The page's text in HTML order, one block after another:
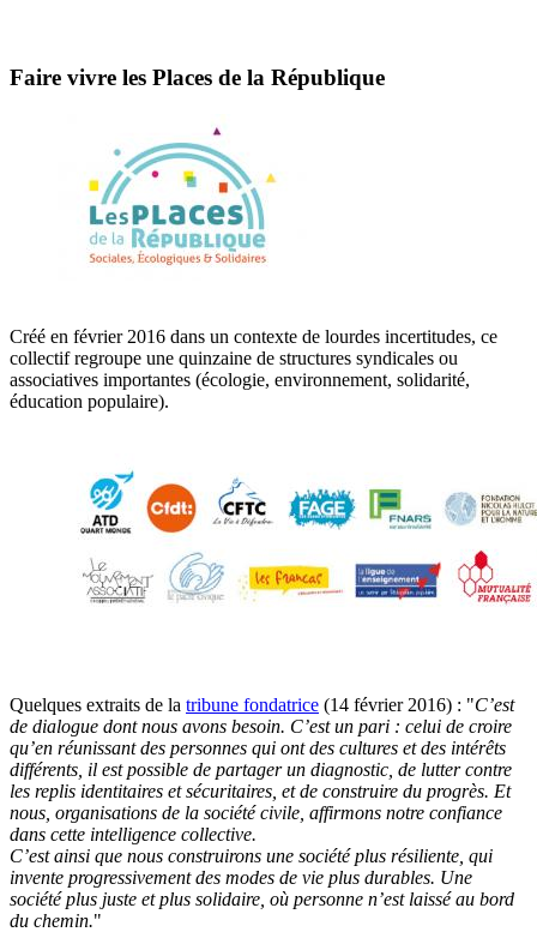
Faire vivre les Places de la République
Créé en février 2016 dans un contexte de lourdes incertitudes, ce
collectif regroupe une quinzaine de structures syndicales ou
associatives importantes (écologie, environnement, solidarité,
éducation populaire).
Quelques extraits de la tribune fondatrice (14 février 2016) : "C’est
de dialogue dont nous avons besoin. C’est un pari : celui de croire
qu’en réunissant des personnes qui ont des cultures et des intérêts
différents, il est possible de partager un diagnostic, de lutter contre
les replis identitaires et sécuritaires, et de construire du progrès. Et
nous, organisations de la société civile, affirmons notre confiance
dans cette intelligence collective.
C’est ainsi que nous construirons une société plus résiliente, qui
invente progressivement des modes de vie plus durables. Une
société plus juste et plus solidaire, où personne n’est laissé au bord
du chemin."